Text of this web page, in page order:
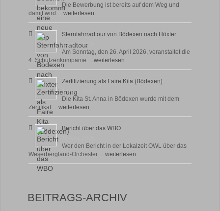
Die Bewerbung ist bereits auf dem Weg und
damit wird …weiterlesen
Sternfahrradtour von Bödexen nach Höxter
23 April, 2026
Am Sonntag, den 26. April 2026, veranstaltet die
4. Schützenkompanie …weiterlesen
Zertifizierung als Faire Kita (Bödexen)
17 April, 2026
Die Kita St. Anna in Bödexen wurde mit dem
Zertifikat …weiterlesen
Bericht über das WBO
Wer den Bericht in der Lokalzeit OWL über das
Weserbergland-Orchester …weiterlesen
BEITRAGS-ARCHIV